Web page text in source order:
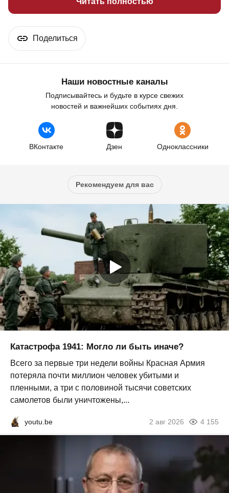
Поделиться
Наши новостные каналы
Подписывайтесь и будьте в курсе свежих
новостей и важнейших событиях дня.
ВКонтакте Дзен Одноклассники
Рекомендуем для вас
Катастрофа 1941: Могло ли быть иначе?
Всего за первые три недели войны Красная Армия
потеряла почти миллион человек убитыми и
пленными, а три с половиной тысячи советских
самолетов были уничтожены,...
youtu.be 2 авг 2026 4 155